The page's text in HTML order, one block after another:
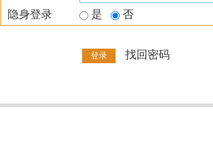
隐身登录
是 否
找回密码